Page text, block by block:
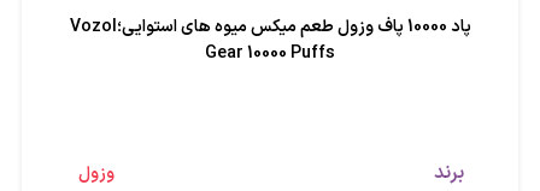
پاد 10000 پاف وزول طعم میکس میوه های استوایی؛Vozol
Gear 10000 Puffs
برند وزول